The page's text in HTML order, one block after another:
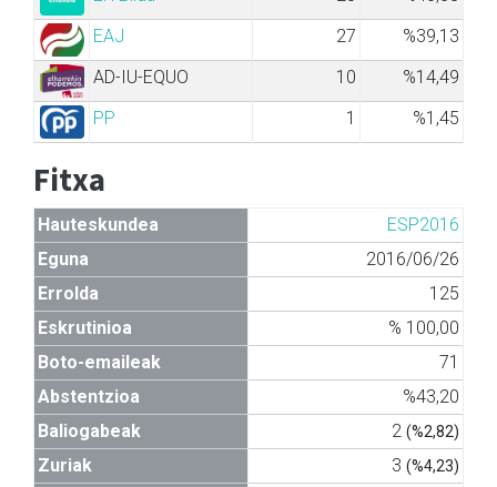
EAJ
27
%39,13
AD-IU-EQUO
10
%14,49
PP
1 %1,45
Fitxa
Hauteskundea
ESP2016
Eguna
2016/06/26
Errolda
125
Eskrutinioa
% 100,00
Boto-emaileak
71
Abstentzioa
%43,20
Baliogabeak
2 (%2,82)
Zuriak 3 (%4,23)